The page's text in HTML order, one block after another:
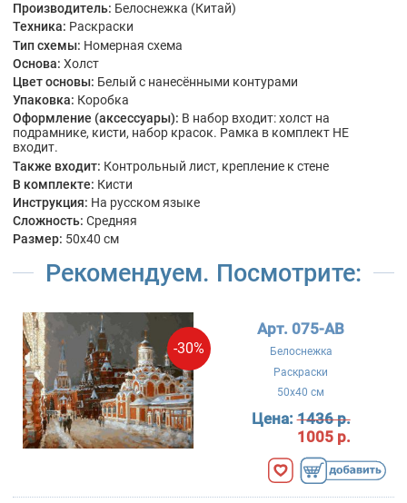
Производитель: Белоснежка (Китай)
Техника: Раскраски
Тип схемы: Номерная схема
Основа: Холст
Цвет основы: Белый с нанесёнными контурами
Упаковка: Коробка
Оформление (аксессуары): В набор входит: холст на
подрамнике, кисти, набор красок. Рамка в комплект НЕ
входит.
Также входит: Контрольный лист, крепление к стене
В комплекте: Кисти
Инструкция: На русском языке
Сложность: Средняя
Размер: 50x40 см
Рекомендуем. Посмотрите:
-30%
Арт. 075-AB
Белоснежка
Раскраски
50x40 см
Цена:1436 р.
1005 р.